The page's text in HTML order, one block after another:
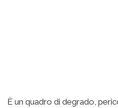
È un quadro di degrado,